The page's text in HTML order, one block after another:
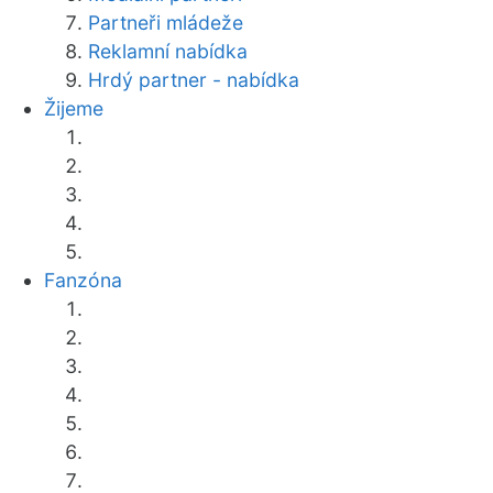
Partneři mládeže
Reklamní nabídka
Hrdý partner - nabídka
Žijeme
Fanzóna